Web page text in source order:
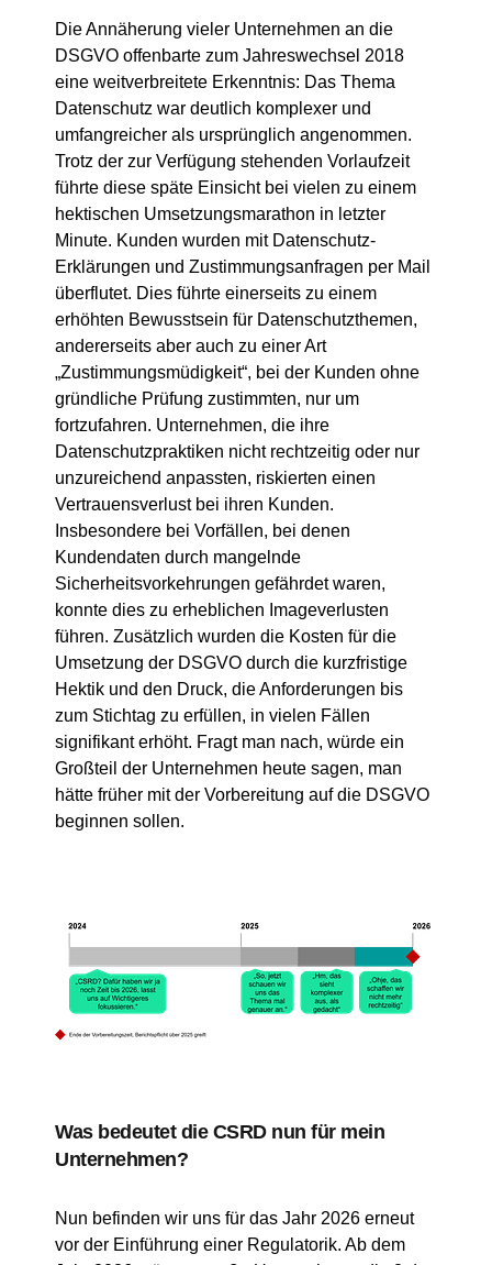
Die Annäherung vieler Unternehmen an die
DSGVO offenbarte zum Jahreswechsel 2018
eine weitverbreitete Erkenntnis: Das Thema
Datenschutz war deutlich komplexer und
umfangreicher als ursprünglich angenommen.
Trotz der zur Verfügung stehenden Vorlaufzeit
führte diese späte Einsicht bei vielen zu einem
hektischen Umsetzungsmarathon in letzter
Minute. Kunden wurden mit Datenschutz-
Erklärungen und Zustimmungsanfragen per Mail
überflutet. Dies führte einerseits zu einem
erhöhten Bewusstsein für Datenschutzthemen,
andererseits aber auch zu einer Art
„Zustimmungsmüdigkeit“, bei der Kunden ohne
gründliche Prüfung zustimmten, nur um
fortzufahren. Unternehmen, die ihre
Datenschutzpraktiken nicht rechtzeitig oder nur
unzureichend anpassten, riskierten einen
Vertrauensverlust bei ihren Kunden.
Insbesondere bei Vorfällen, bei denen
Kundendaten durch mangelnde
Sicherheitsvorkehrungen gefährdet waren,
konnte dies zu erheblichen Imageverlusten
führen. Zusätzlich wurden die Kosten für die
Umsetzung der DSGVO durch die kurzfristige
Hektik und den Druck, die Anforderungen bis
zum Stichtag zu erfüllen, in vielen Fällen
signifikant erhöht. Fragt man nach, würde ein
Großteil der Unternehmen heute sagen, man
hätte früher mit der Vorbereitung auf die DSGVO
beginnen sollen.
Was bedeutet die CSRD nun für mein
Unternehmen?
Nun befinden wir uns für das Jahr 2026 erneut
vor der Einführung einer Regulatorik. Ab dem